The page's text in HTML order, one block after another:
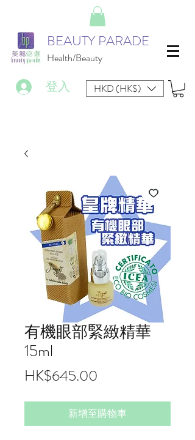
BEAUTY PARADE
Health/Beauty
登入 HKD (HK$)
有機眼部緊緻精華
15ml
HK$645.00
格
新增至購物車